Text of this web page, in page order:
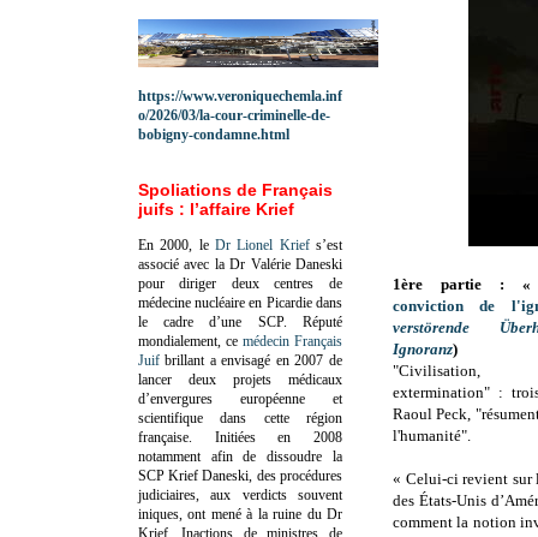
1ère partie :
conviction de
verstörende
Ignoranz)
"Civilisation,
extermination" :
Raoul Peck,
l'humanité".
« Celui-ci revient sur
des États-Unis
comment la notion
https://www.veroniquechemla.inf
o/2026/03/la-cour-criminelle-de-
bobigny-condamne.html
Spoliations de Français
juifs : l’affaire Krief
En 2000, le Dr Lionel Kriefs’est
associé avec la Dr Valérie Daneski
pour diriger deux centres de
médecine nucléaire en Picardie dans
le cadre d’une SCP. Réputé
mondialement, ce médecin Français
Juif brillant a envisagé en 2007 de
lancer deux projets médicaux
d’envergures européenne et
scientifique dans cette région
française. Initiées en 2008
notamment afin de dissoudre la
SCP Krief Daneski, des procédures
judiciaires, aux verdicts souvent
iniques, ont mené à la ruine du Dr
Krief.Inactions de ministres de